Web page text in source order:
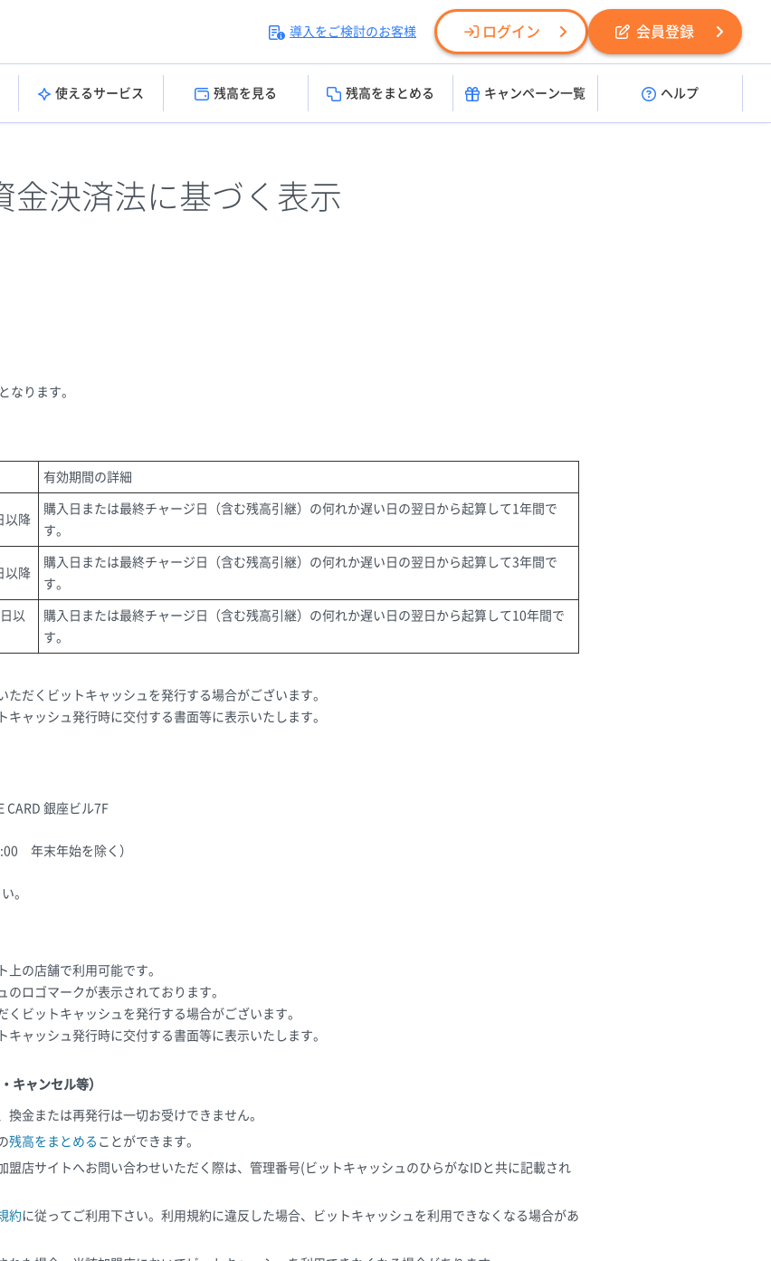
導入をご検討のお客様 ログイン 会員登録
使えるサービス 残高を見る 残高をまとめる キャンペーン一覧 ヘルプ
金決済法に基づく表示
なります。
有効期間の詳細
以降
購入日または最終チャージ日（含む残高引継）の何れか遅い日の翌日から起算して1年間で
す。
以降
購入日または最終チャージ日（含む残高引継）の何れか遅い日の翌日から起算して3年間で
す。
以
購入日または最終チャージ日（含む残高引継）の何れか遅い日の翌日から起算して10年間で
す。
だくビットキャッシュを発行する場合がございます。
ャッシュ発行時に交付する書面等に表示いたします。
CARD 銀座ビル7F
年末年始を除く）
。
上の店舗で利用可能です。
ロゴマークが表示されております。
ビットキャッシュを発行する場合がございます。
ャッシュ発行時に交付する書面等に表示いたします。
キャンセル等）
換金または再発行は一切お受けできません。
残高をまとめる ことができます。
盟店サイトへお問い合わせいただく際は、管理番号(ビットキャッシュのひらがなIDと共に記載され
約に従ってご利用下さい。利用規約に違反した場合、ビットキャッシュを利用できなくなる場合があ